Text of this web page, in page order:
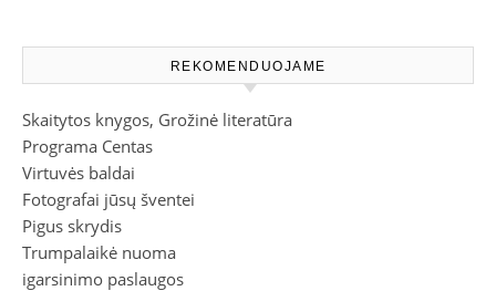
REKOMENDUOJAME
Skaitytos knygos, Grožinė literatūra
Programa Centas
Virtuvės baldai
Fotografai jūsų šventei
Pigus skrydis
Trumpalaikė nuoma
igarsinimo paslaugos